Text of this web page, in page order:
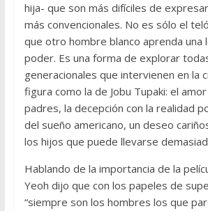
hija- que son más difíciles de
más convencionales. No es sólo el
que otro hombre blanco aprenda una
poder. Es una forma de explorar
generacionales que intervienen en la
figura como la de Jobu Tupaki: el
padres, la decepción con la realidad
del sueño americano, un deseo
los hijos que puede llevarse
Hablando de la importancia de la
Yeoh dijo que con los papeles de
“siempre son los hombres los que